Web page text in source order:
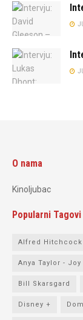
O nama
Kinoljubac
Popularni Tagovi
Alfred Hitchcock
Anya Taylor - Joy
Bill Skarsgard
Disney +